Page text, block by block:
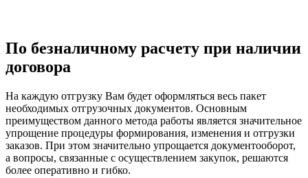
По безналичному расчету при наличии
договора
На каждую отгрузку Вам будет оформляться весь пакет
необходимых отгрузочных документов. Основным
преимуществом данного метода работы является значительное
упрощение процедуры формирования, изменения и отгрузки
заказов. При этом значительно упрощается документооборот,
а вопросы, связанные с осуществлением закупок, решаются
более оперативно и гибко.